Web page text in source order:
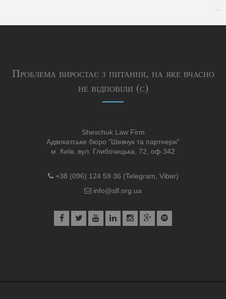
Проблема виростає з питання, на яке вчасно
не відповіли (с)
Shevchuk Law Firm
Адвокатське бюро "Шевчук та партнери"
м. Київ, вул. Глибочицька, 72, оф.342
+38 (096) 124 59 36 (Telegram, Viber)
info@slf.org.ua